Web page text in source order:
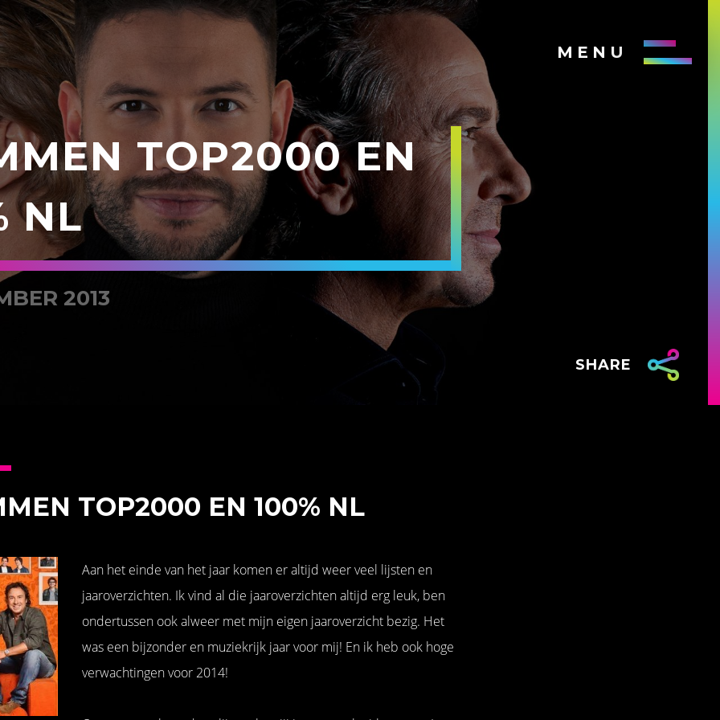
MENU
TOP2000 EN
NL
2013
SHARE
TOP2000 EN 100% NL
Aan het einde van het jaar komen er altijd weer veel lijsten en
jaaroverzichten. Ik vind al die jaaroverzichten altijd erg leuk, ben
ondertussen ook alweer met mijn eigen jaaroverzicht bezig. Het
was een bijzonder en muziekrijk jaar voor mij! En ik heb ook hoge
verwachtingen voor 2014!